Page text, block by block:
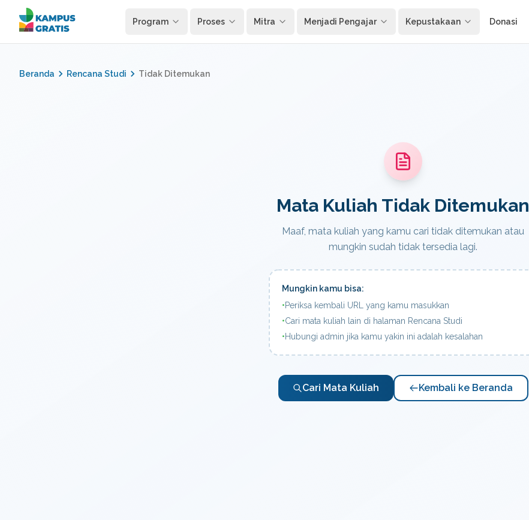
Langsung ke konten utama
Program Proses Mitra Menjadi Pengajar Kepustakaan Donasi
Beranda Rencana Studi Tidak Ditemukan
Mata Kuliah Tidak Ditemukan
Maaf, mata kuliah yang kamu cari tidak ditemukan atau
mungkin sudah tidak tersedia lagi.
Mungkin kamu bisa:
•Periksa kembali URL yang kamu masukkan
•Cari mata kuliah lain di halaman Rencana Studi
•Hubungi admin jika kamu yakin ini adalah kesalahan
Cari Mata Kuliah Kembali ke Beranda